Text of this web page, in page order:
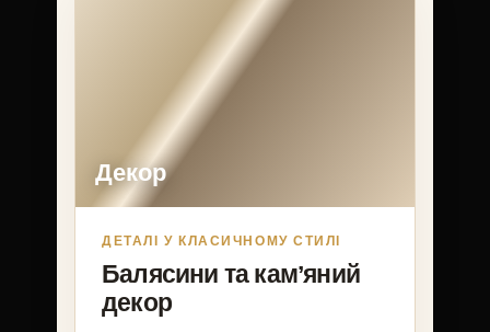
Декор
ДЕТАЛІ У КЛАСИЧНОМУ СТИЛІ
Балясини та камʼяний
декор